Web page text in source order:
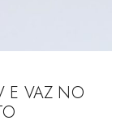
E VAZ NO